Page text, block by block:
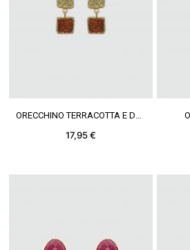
VEDERE DI PIÙ ORECCHINO TERRACOTTA E DORATO
17,95 €